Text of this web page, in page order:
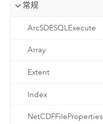
常规
ArcSDESQLExecute
Array
Extent
Index
NetCDFFileProperties